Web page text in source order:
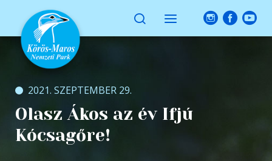
2021. SZEPTEMBER 29.
Olasz Ákos az év Ifjú
Kócsagőre!